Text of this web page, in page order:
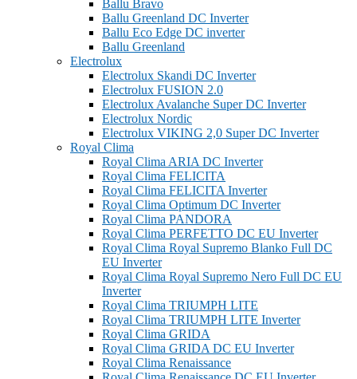
Ballu Bravo
Ballu Greenland DС Inverter
Ballu Eco Edge DC inverter
Ballu Greenland
Electrolux
Electrolux Skandi DC Inverter
Electrolux FUSION 2.0
Electrolux Avalanche Super DC Inverter
Electrolux Nordic
Electrolux VIKING 2,0 Super DC Inverter
Royal Clima
Royal Clima ARIA DC Inverter
Royal Clima FELICITA
Royal Clima FELICITA Inverter
Royal Clima Optimum DC Inverter
Royal Clima PANDORA
Royal Clima PERFETTO DC EU Inverter
Royal Clima Royal Supremo Blanko Full DC
EU Inverter
Royal Clima Royal Supremo Nero Full DC EU
Inverter
Royal Clima TRIUMPH LITE
Royal Clima TRIUMPH LITE Inverter
Royal Clima GRIDA
Royal Clima GRIDA DC EU Inverter
Royal Clima Renaissance